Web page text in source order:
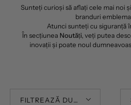
Sunteți curioși să aflați cele mai noi
branduri
Atunci sunteți cu siguranță
În secțiunea Noutăți, veți putea
inovații și poate noul
FILTREAZĂ DUPĂ